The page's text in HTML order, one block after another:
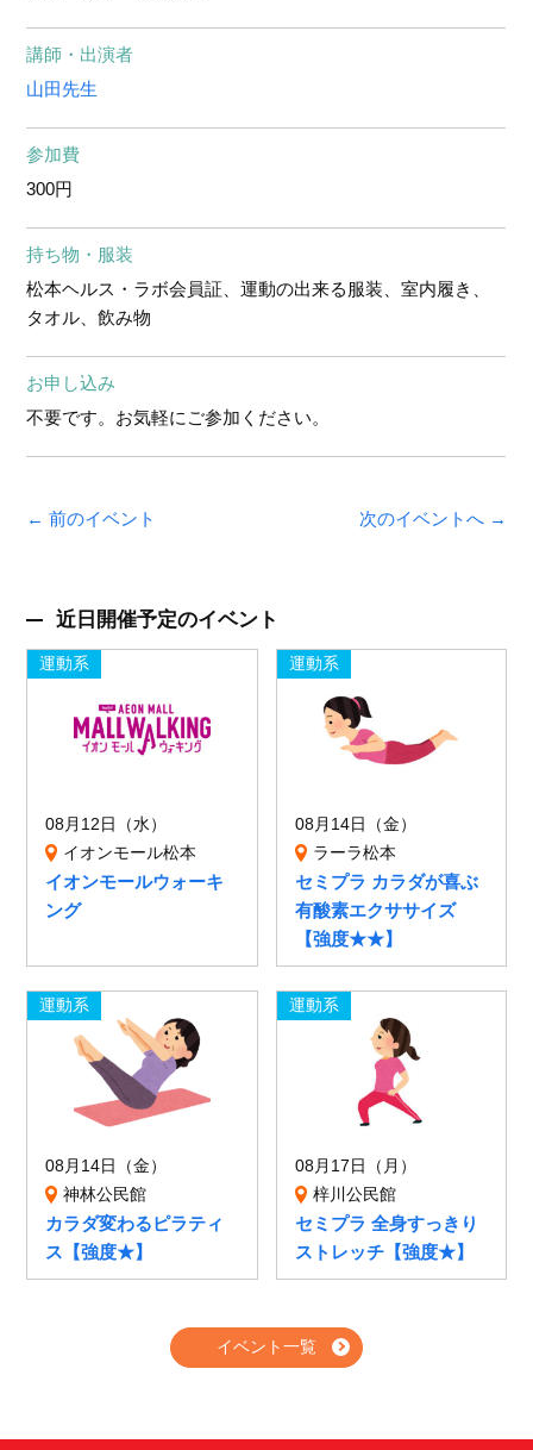
講師・出演者
山田先生
参加費
300円
持ち物・服装
松本ヘルス・ラボ会員証、運動の出来る服装、室内履き、
タオル、飲み物
お申し込み
不要です。お気軽にご参加ください。
← 前のイベント 次のイベントへ →
近日開催予定のイベント
運動系
08月12日（水）
イオンモール松本
イオンモールウォーキ
ング
運動系
08月14日（金）
ラーラ松本
セミプラ カラダが喜ぶ
有酸素エクササイズ
【強度★★】
運動系
08月14日（金）
神林公民館
カラダ変わるピラティ
ス【強度★】
運動系
08月17日（月）
梓川公民館
セミプラ 全身すっきり
ストレッチ【強度★】
イベント一覧